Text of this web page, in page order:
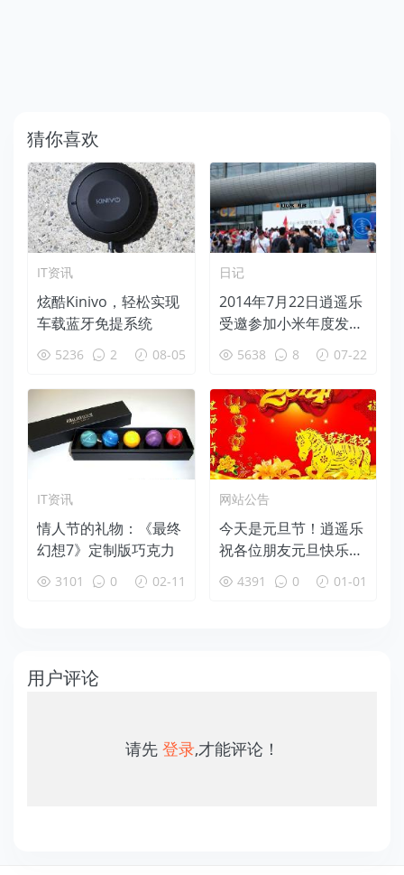
猜你喜欢
IT资讯
炫酷Kinivo，轻松实现
车载蓝牙免提系统
5236 2 08-05
日记
2014年7月22日逍遥乐
受邀参加小米年度发布
会！5638 8 07-22
IT资讯
情人节的礼物：《最终
幻想7》定制版巧克力
3101 0 02-11
网站公告
今天是元旦节！逍遥乐
祝各位朋友元旦快乐，
幸福美满，身体健康！
4391 0 01-01
用户评论
请先 登录,才能评论！